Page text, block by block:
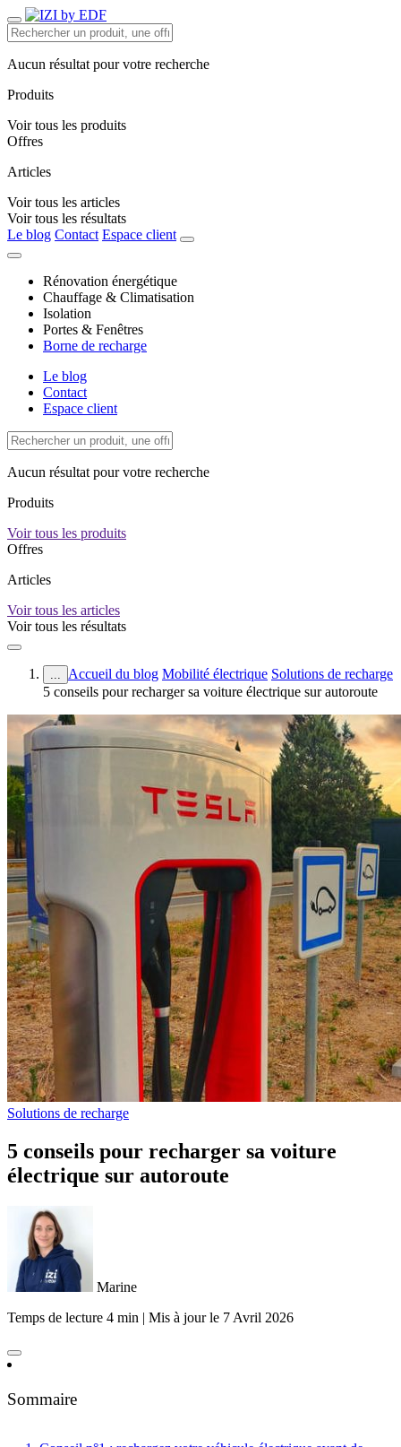
Aucun résultat pour votre recherche
Produits
Voir tous les produits
Offres
Articles
Voir tous les articles
Voir tous les résultats
Le blog Contact Espace client
Rénovation énergétique
Chauffage & Climatisation
Isolation
Portes & Fenêtres
Borne de recharge
Le blog
Contact
Espace client
Aucun résultat pour votre recherche
Produits
Voir tous les produits
Offres
Articles
Voir tous les articles
Voir tous les résultats
... Accueil du blog Mobilité électrique Solutions de recharge
5 conseils pour recharger sa voiture électrique sur autoroute
Solutions de recharge
5 conseils pour recharger sa voiture
électrique sur autoroute
Marine
Temps de lecture 4 min | Mis à jour le 7 Avril 2026
Sommaire